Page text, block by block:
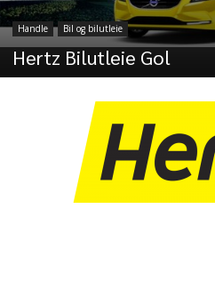
Handle Bil og bilutleie
Hertz Bilutleie Gol